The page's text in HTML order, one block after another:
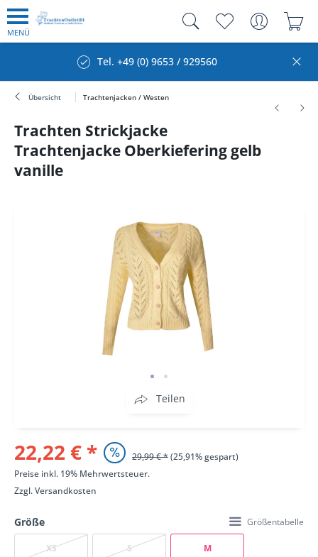
MENÜ
Tel. +49 (0) 9653 / 929560
Übersicht Trachtenjacken / Westen
Trachten Strickjacke
Trachtenjacke Oberkiefering gelb
vanille
Teilen
22,22 € * 29,99 € *(25,91% gespart)
Preise inkl. 19% Mehrwertsteuer.
Zzgl.Versandkosten
Größe Größentabelle
XS S M